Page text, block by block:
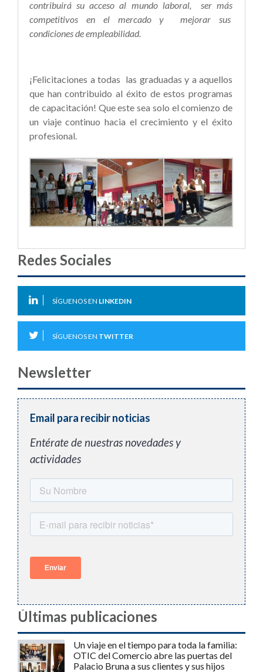
contribuirá su acceso al mundo laboral,
ser más
competitivos en el mercadoy mejorar sus
condiciones de empleabilidad.
¡Felicitaciones a todas las graduadas y a aquellos
que han contribuido al éxito de estos programas
de capacitación! Que este sea solo el comienzo de
un viaje continuo hacia el crecimiento y el éxito
profesional.
Redes Sociales
SÍGUENOS EN LINKEDIN
SÍGUENOS EN TWITTER
Newsletter
Email para recibir noticias
Entérate de nuestras novedades y
actividades
Últimas publicaciones
Un viaje en el tiempo para toda la familia:
OTIC del Comercio abre las puertas del
Palacio Bruna a sus clientes y sus hijos